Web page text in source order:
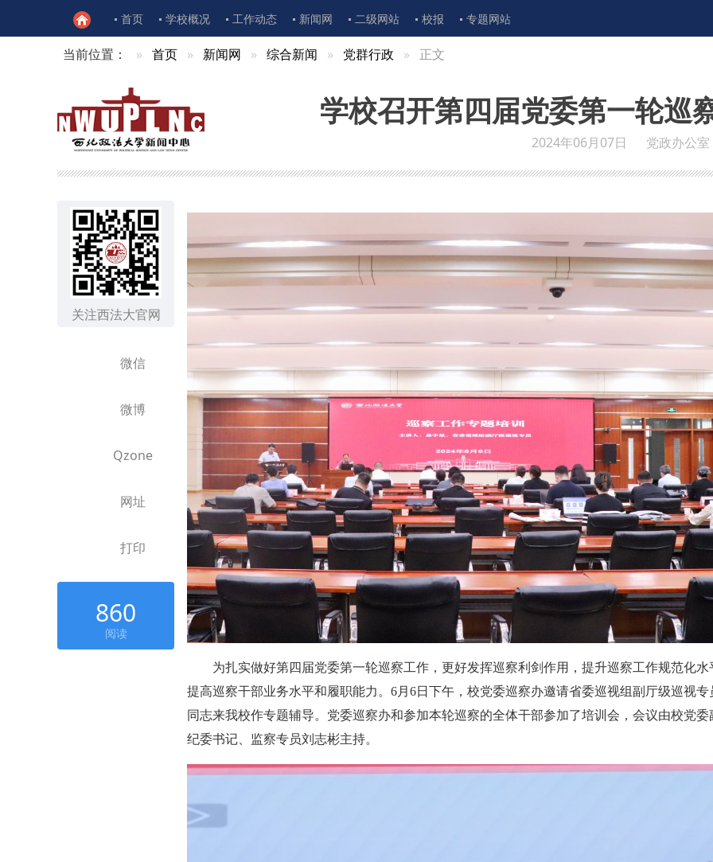
首页 学校概况 工作动态 新闻网 二级网站 校报 专题网站
当前位置： 首页 新闻网 综合新闻 党群行政 正文
学校召开第四届党委第一轮巡
2024年06月07日 党政办公室
关注西法大官网
微信
微博
Qzone
网址
打印
860
阅读
为扎实做好第四届党委第一轮巡察工作，更好发挥巡察利剑作用，提升巡察工作规范化水
提高巡察干部业务水平和履职能力。6月6日下午，校党委巡察办邀请省委巡视组副厅级巡视专
同志来我校作专题辅导。党委巡察办和参加本轮巡察的全体干部参加了培训会，会议由校党委
纪委书记、监察专员刘志彬主持。